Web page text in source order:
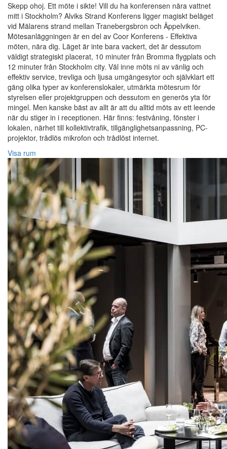
Skepp ohoj. Ett möte i sikte! Vill du ha konferensen nära vattnet
mitt i Stockholm? Alviks Strand Konferens ligger magiskt beläget
vid Mälarens strand mellan Tranebergsbron och Äppelviken.
Mötesanläggningen är en del av Coor Konferens - Effektiva
möten, nära dig. Läget är inte bara vackert, det är dessutom
väldigt strategiskt placerat, 10 minuter från Bromma flygplats och
12 minuter från Stockholm city. Väl inne möts ni av vänlig och
effektiv service, trevliga och ljusa umgängesytor och självklart ett
gäng olika typer av konferenslokaler, utmärkta mötesrum för
styrelsen eller projektgruppen och dessutom en generös yta för
mingel. Men kanske bäst av allt är att du alltid möts av ett leende
när du stiger in i receptionen. Här finns: festvåning, fönster i
lokalen, närhet till kollektivtrafik, tillgänglighetsanpassning, PC-
projektor, trådlös mikrofon och trådlöst internet.
Visa rum